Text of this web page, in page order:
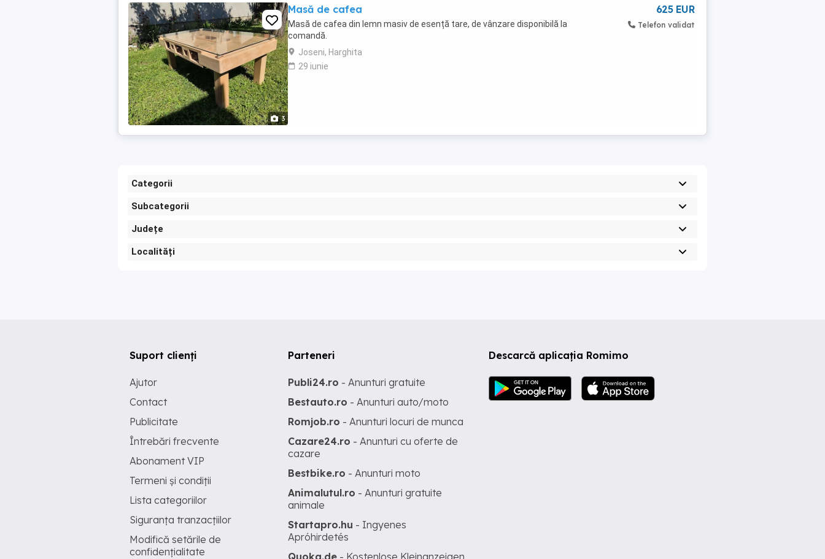
3
Masă de cafea
Masă de cafea din lemn masiv de esență tare, de vânzare disponibilă la
comandă.
Joseni, Harghita
29 iunie
625 EUR
Telefon validat
Categorii
Subcategorii
Județe
Localități
Descarcă aplicația Romimo
Suport clienți
Ajutor
Contact
Publicitate
Întrebări frecvente
Abonament VIP
Termeni și condiții
Lista categoriilor
Siguranța tranzacțiilor
Modifică setările de
confidențialitate
Parteneri
Publi24.ro - Anunturi gratuite
Bestauto.ro - Anunturi auto/moto
Romjob.ro - Anunturi locuri de munca
Cazare24.ro - Anunturi cu oferte de
cazare
Bestbike.ro - Anunturi moto
Animalutul.ro - Anunturi gratuite
animale
Startapro.hu - Ingyenes
Apróhirdetés
Quoka.de - Kostenlose Kleinanzeigen